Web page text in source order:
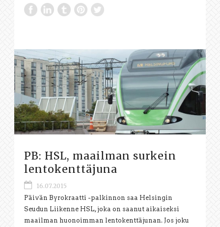
PB: HSL, maailman surkein
lentokenttäjuna
16.07.2015
Päivän Byrokraatti -palkinnon saa Helsingin
Seudun Liikenne HSL, joka on saanut aikaiseksi
maailman huonoimman lentokenttäjunan. Jos joku